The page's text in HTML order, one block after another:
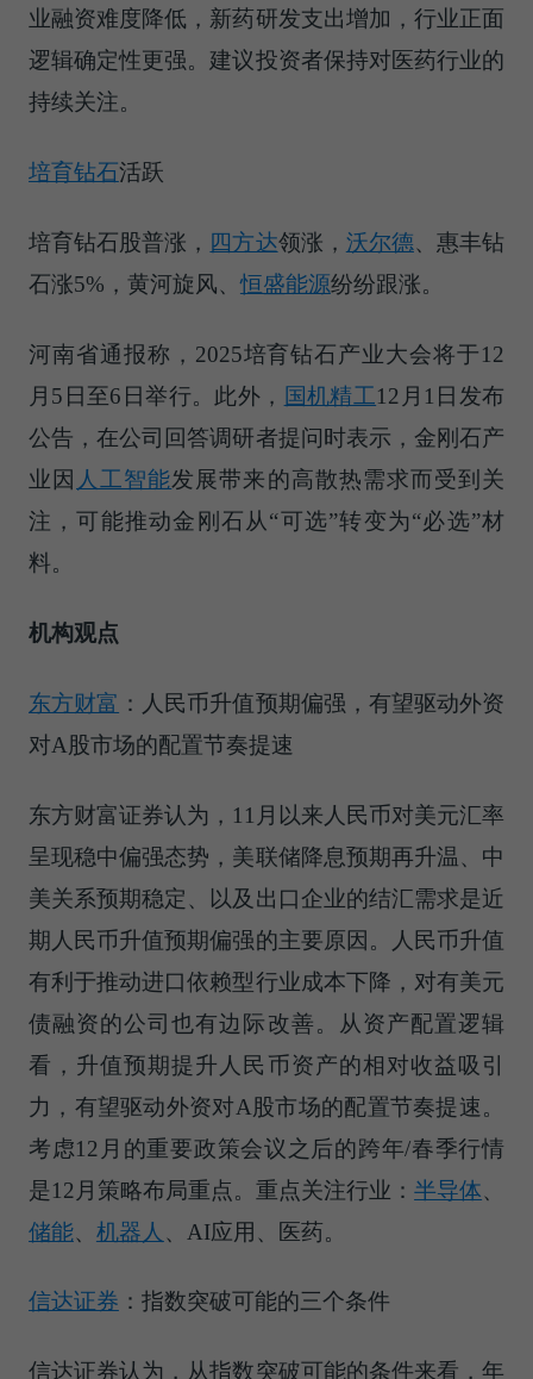
业融资难度降低，新药研发支出增加，行业正面
逻辑确定性更强。建议投资者保持对医药行业的
持续关注。
培育钻石活跃
培育钻石股普涨， 四方达领涨， 沃尔德、惠丰钻
石涨5%，黄河旋风、恒盛能源纷纷跟涨。
河南省通报称，2025培育钻石产业大会将于12
月5日至6日举行。此外，
国机精工12月1日发布
公告，在公司回答调研者提问时表示，金刚石产
业因 人工智能发展带来的高散热需求而受到关
注，可能推动金刚石从“可选”转变为“必选”材
料。
机构观点
东方财富 ：人民币升值预期偏强，有望驱动外资
对A股市场的配置节奏提速
东方财富证券认为，11月以来人民币对美元汇率
呈现稳中偏强态势，美联储降息预期再升温、中
美关系预期稳定、以及出口企业的结汇需求是近
期人民币升值预期偏强的主要原因。人民币升值
有利于推动进口依赖型行业成本下降，对有美元
债融资的公司也有边际改善。从资产配置逻辑
看，升值预期提升人民币资产的相对收益吸引
力，有望驱动外资对A股市场的配置节奏提速。
考虑12月的重要政策会议之后的跨年/春季行情
是12月策略布局重点。重点关注行业：半导体、
储能、 机器人 、AI应用、医药。
信达证券 ：指数突破可能的三个条件
信达证券认为，从指数突破可能的条件来看，年